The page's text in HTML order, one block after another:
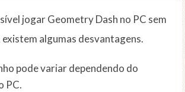
jogar Geometry Dash no PC sem
algumas desvantagens.
pode variar dependendo do
PC.